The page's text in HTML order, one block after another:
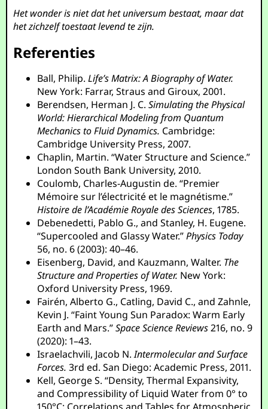
Het wonder is niet dat het universum bestaat, maar dat
het zichzelf toestaat levend te zijn.
Referenties
Ball, Philip.Life’s Matrix: A Biography of Water.
New York: Farrar, Straus and Giroux, 2001.
Berendsen, Herman J. C.Simulating the Physical
World: Hierarchical Modeling from Quantum
Mechanics to Fluid Dynamics. Cambridge:
Cambridge University Press, 2007.
Chaplin, Martin. “Water Structure and Science.”
London South Bank University, 2010.
Coulomb, Charles-Augustin de. “Premier
Mémoire sur l’électricité et le magnétisme.”
Histoire de l’Académie Royale des Sciences, 1785.
Debenedetti, Pablo G., and Stanley, H. Eugene.
“Supercooled and Glassy Water.”Physics Today
56, no. 6 (2003): 40–46.
Eisenberg, David, and Kauzmann, Walter. The
Structure and Properties of Water. New York:
Oxford University Press, 1969.
Fairén, Alberto G., Catling, David C., and Zahnle,
Kevin J. “Faint Young Sun Paradox: Warm Early
Earth and Mars.”Space Science Reviews216, no. 9
(2020): 1–43.
Israelachvili, Jacob N.Intermolecular and Surface
Forces. 3rd ed. San Diego: Academic Press, 2011.
Kell, George S. “Density, Thermal Expansivity,
and Compressibility of Liquid Water from 0° to